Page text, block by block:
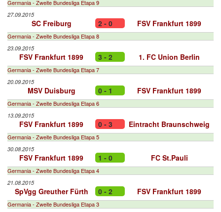
Germania - Zweite Bundesliga Etapa 9
27.09.2015
SC Freiburg 2 - 0 FSV Frankfurt 1899
Germania - Zweite Bundesliga Etapa 8
23.09.2015
FSV Frankfurt 1899 3 - 2 1. FC Union Berlin
Germania - Zweite Bundesliga Etapa 7
20.09.2015
MSV Duisburg 0 - 1 FSV Frankfurt 1899
Germania - Zweite Bundesliga Etapa 6
13.09.2015
FSV Frankfurt 1899 0 - 3 Eintracht Braunschweig
Germania - Zweite Bundesliga Etapa 5
30.08.2015
FSV Frankfurt 1899 1 - 0 FC St.Pauli
Germania - Zweite Bundesliga Etapa 4
21.08.2015
SpVgg Greuther Fürth 0 - 2 FSV Frankfurt 1899
Germania - Zweite Bundesliga Etapa 3